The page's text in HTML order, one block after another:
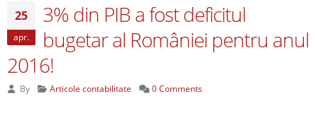
25
apr.
3% din PIB a fost deficitul
bugetar al României pentru anul
2016!
By Articole contabilitate 0 Comments